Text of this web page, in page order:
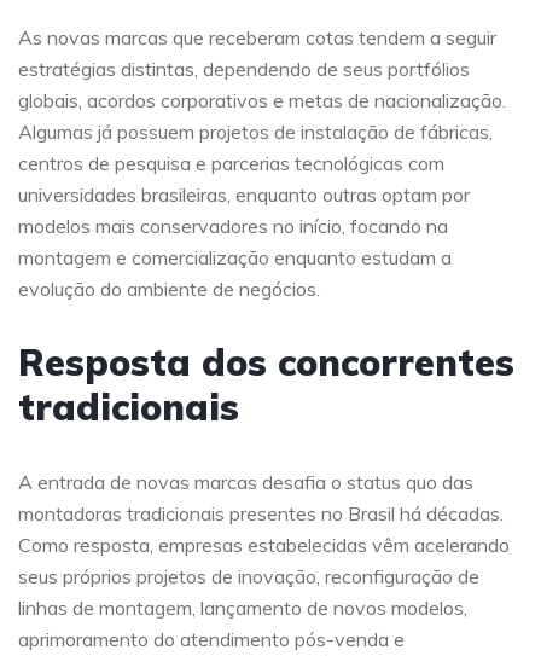
As novas marcas que receberam cotas tendem a seguir
estratégias distintas, dependendo de seus portfólios
globais, acordos corporativos e metas de nacionalização.
Algumas já possuem projetos de instalação de fábricas,
centros de pesquisa e parcerias tecnológicas com
universidades brasileiras, enquanto outras optam por
modelos mais conservadores no início, focando na
montagem e comercialização enquanto estudam a
evolução do ambiente de negócios.
Resposta dos concorrentes
tradicionais
A entrada de novas marcas desafia o status quo das
montadoras tradicionais presentes no Brasil há décadas.
Como resposta, empresas estabelecidas vêm acelerando
seus próprios projetos de inovação, reconfiguração de
linhas de montagem, lançamento de novos modelos,
aprimoramento do atendimento pós-venda e